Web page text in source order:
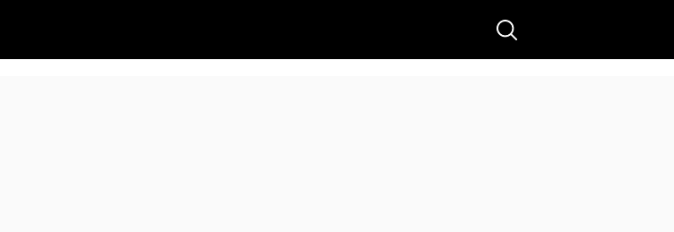
Buscar